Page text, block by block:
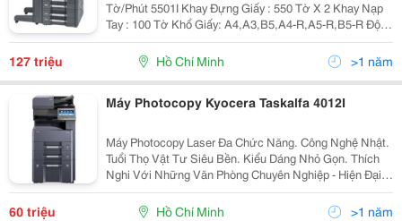
Tờ/Phút 5501I Khay Đựng Giấy : 550 Tờ X 2 Khay Nạp
Tay : 100 Tờ Khổ Giấy: A4,A3,B5,A4-R,A5-R,B5-R Độ
Phân Giải : 600 X 600 Dpi Phóng To, Thu Nhỏ: 25-400%
Dung Lượng Bộ Nhớ (Ram)
127 triệu Hồ Chí Minh >1 năm
Máy Photocopy Kyocera Taskalfa 4012I
Máy Photocopy Laser Đa Chức Năng. Công Nghệ Nhật.
Tuổi Thọ Vật Tư Siêu Bền. Kiểu Dáng Nhỏ Gọn. Thích
Nghi Với Những Văn Phòng Chuyên Nghiệp - Hiện Đại
Khuyến Mãi Hấp Dẫn. Quà Tặng Cực Khủng. Bảo Hành
Tận Nơi, Bảo Trì Miễn Phí...
60 triệu Hồ Chí Minh >1 năm